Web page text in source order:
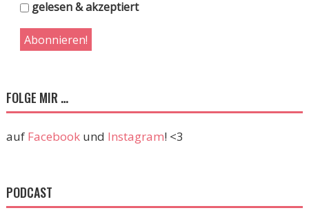
gelesen & akzeptiert
FOLGE MIR …
auf Facebookund Instagram! <3
PODCAST